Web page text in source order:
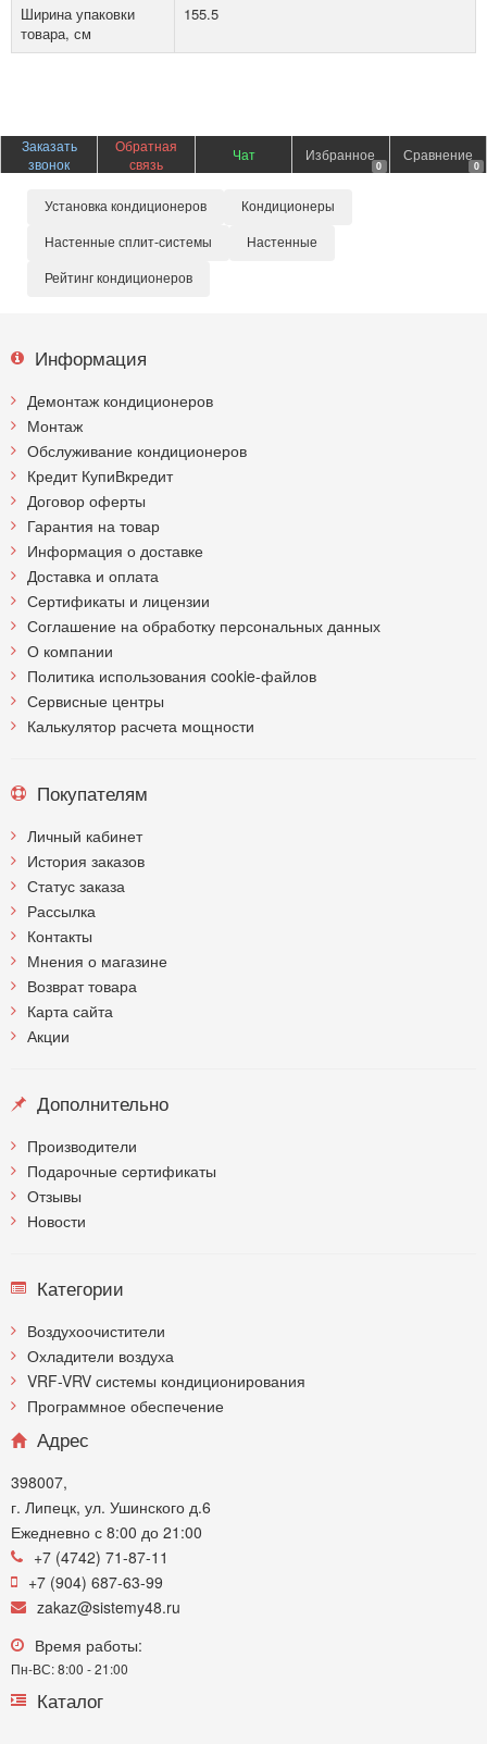
Ширина упаковки
товара, см
155.5
Заказать
звонок
Обратная
связь
Чат Избранное
0
Сравнение
0
Установка кондиционеров Кондиционеры
Настенные сплит-системы Настенные
Рейтинг кондиционеров
Информация
Демонтаж кондиционеров
Монтаж
Обслуживание кондиционеров
Кредит КупиВкредит
Договор оферты
Гарантия на товар
Информация о доставке
Доставка и оплата
Сертификаты и лицензии
Соглашение на обработку персональных данных
О компании
Политика использования cookie-файлов
Сервисные центры
Калькулятор расчета мощности
Покупателям
Личный кабинет
История заказов
Статус заказа
Рассылка
Контакты
Мнения о магазине
Возврат товара
Карта сайта
Акции
Дополнительно
Производители
Подарочные сертификаты
Отзывы
Новости
Категории
Воздухоочистители
Охладители воздуха
VRF-VRV системы кондиционирования
Программное обеспечение
Адрес
398007,
г. Липецк, ул. Ушинского д.6
Ежедневно с 8:00 до 21:00
+7 (4742) 71-87-11
+7 (904) 687-63-99
zakaz@sistemy48.ru
Время работы:
Пн-ВС: 8:00 - 21:00
Каталог